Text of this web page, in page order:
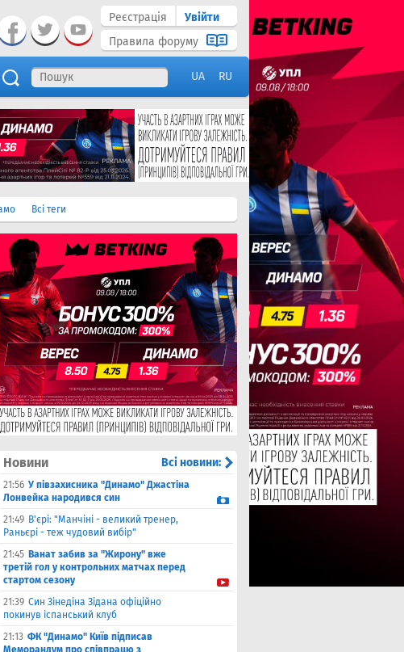
Реєстрація
Увійти
Правила форуму
UA RU
Всі теги
Новини Всі новини:
21:56 У півзахисника "Динамо" Джастіна
Лонвейка народився син
21:49 В'єрі: "Манчіні - великий тренер,
Раньєрі - теж чудовий вибір"
21:45 Ванат забив за "Жирону" вже
третій гол у контрольних матчах перед
стартом сезону
21:39 Син Зінедіна Зідана офіційно
покинув іспанський клуб
21:13 ФК "Динамо" Київ підписав
Меморандум про співпрацю з